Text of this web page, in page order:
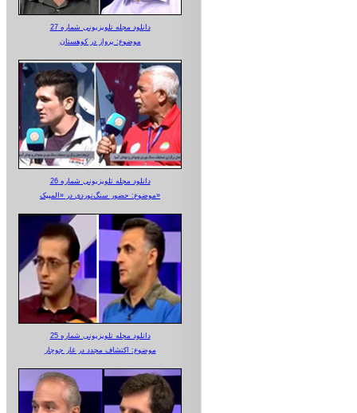
دانلود مجله تلویزیونی شماره 27
موضوع: پرواز در کوهستان
دانلود مجله تلویزیونی شماره 26
موضوع: حضور سنگ‌نوردی در «المپیک»
دانلود مجله تلویزیونی شماره 25
موضوع: اکتشاف مجدد در غار جوجار